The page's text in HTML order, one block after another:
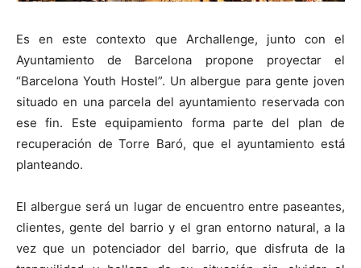
Es en este contexto que Archallenge, junto con el
Ayuntamiento de Barcelona propone proyectar el
“Barcelona Youth Hostel”. Un albergue para gente joven
situado en una parcela del ayuntamiento reservada con
ese fin. Este equipamiento forma parte del plan de
recuperación de Torre Baró, que el ayuntamiento está
planteando.
El albergue será un lugar de encuentro entre paseantes,
clientes, gente del barrio y el gran entorno natural, a la
vez que un potenciador del barrio, que disfruta de la